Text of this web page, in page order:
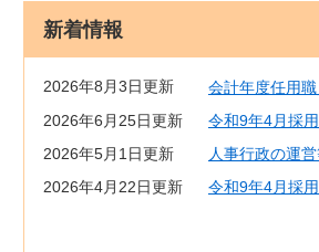
新着情報
2026年8月3日更新
会計年度任用
2026年6月25日更新
令和9年4月採
2026年5月1日更新
人事行政の運
2026年4月22日更新
令和9年4月採